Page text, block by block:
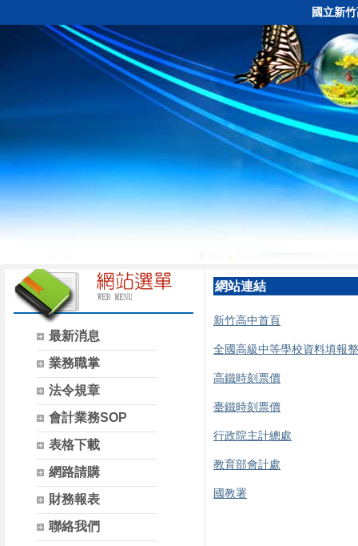
國立新
最新消息
業務職掌
法令規章
會計業務SOP
表格下載
網路請購
財務報表
聯絡我們
網站連結
新竹高中首頁
全國高級中等學校資料填報
高鐵時刻票價
臺鐵時刻票價
行政院主計總處
教育部會計處
國教署